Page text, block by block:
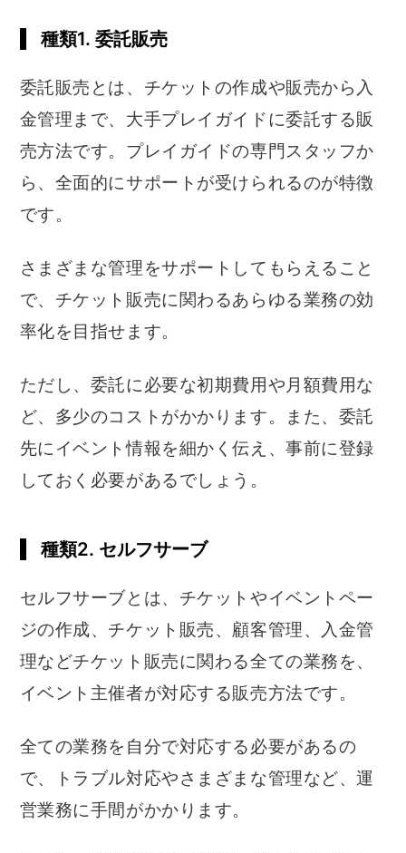
種類1. 委託販売
委託販売とは、チケットの作成や販売から入
金管理まで、大手プレイガイドに委託する販
売方法です。プレイガイドの専門スタッフか
ら、全面的にサポートが受けられるのが特徴
です。
さまざまな管理をサポートしてもらえること
で、チケット販売に関わるあらゆる業務の効
率化を目指せます。
ただし、委託に必要な初期費用や月額費用な
ど、多少のコストがかかります。また、委託
先にイベント情報を細かく伝え、事前に登録
しておく必要があるでしょう。
種類2. セルフサーブ
セルフサーブとは、チケットやイベントペー
ジの作成、チケット販売、顧客管理、入金管
理などチケット販売に関わる全ての業務を、
イベント主催者が対応する販売方法です。
全ての業務を自分で対応する必要があるの
で、トラブル対応やさまざまな管理など、運
営業務に手間がかかります。